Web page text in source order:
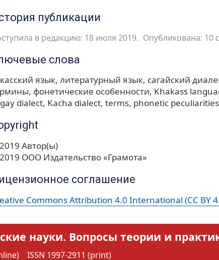
публикации
в редакцию: 18 июля 2019. Опубликована: 10
слова
язык литературный язык сагайский
фонетические особенности Khakass
dialect Kacha dialect terms phonetic peculiarities
Автор(ы)
ООО Издательство «Грамота»
соглашение
Commons Attribution 4.0 International (CC BY
науки. Вопросы теории и
ISSN 1997-2911 (print)